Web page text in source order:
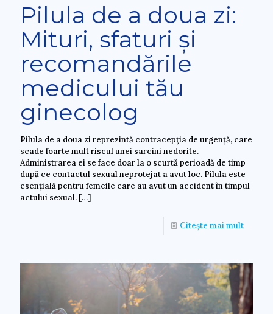
Pilula de a doua zi:
Mituri, sfaturi și
recomandările
medicului tău
ginecolog
Pilula de a doua zi reprezintă contracepția de urgență, care
scade foarte mult riscul unei sarcini nedorite.
Administrarea ei se face doar la o scurtă perioadă de timp
după ce contactul sexual neprotejat a avut loc. Pilula este
esențială pentru femeile care au avut un accident în timpul
actului sexual. […]
Citește mai mult